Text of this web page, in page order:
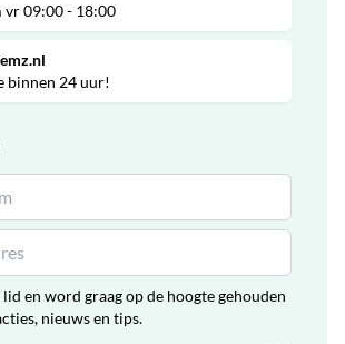
vr 09:00 - 18:00
binnen 24 uur!
lid en word graag op de hoogte gehouden
nieuws en tips.